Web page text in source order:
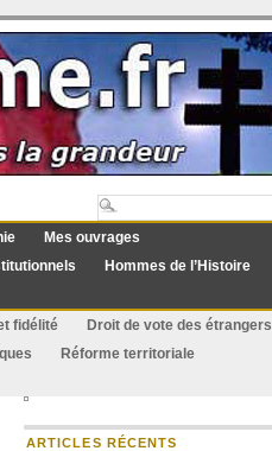
Mes ouvrages
Hommes de l’Histoire
fidélité
Droit de vote des étrangers
Réforme territoriale
ARTICLES RÉCENTS